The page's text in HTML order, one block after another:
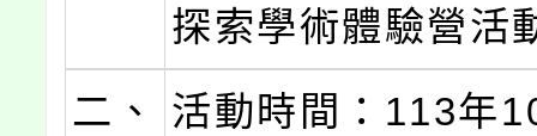
探索學術體驗營活
二、
活動時間：113年